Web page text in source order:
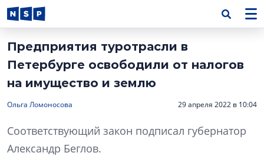
Предприятия туротрасли в
Петербурге освободили от налогов
на имущество и землю
Ольга Ломоносова 29 апреля 2022 в 10:04
Соответствующий закон подписал губернатор
Александр Беглов.